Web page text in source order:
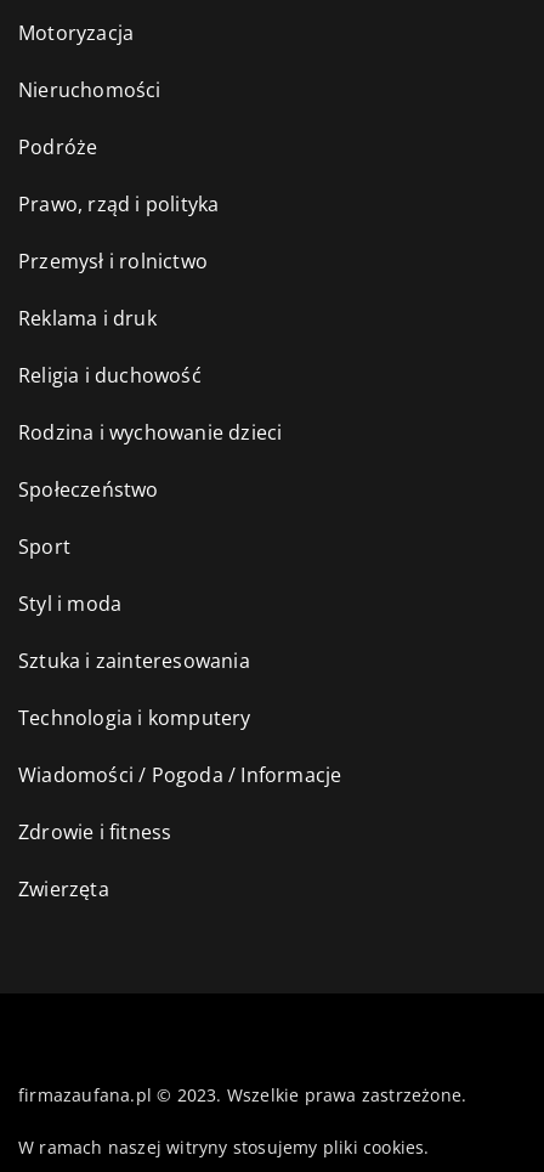
Motoryzacja
Nieruchomości
Podróże
Prawo, rząd i polityka
Przemysł i rolnictwo
Reklama i druk
Religia i duchowość
Rodzina i wychowanie dzieci
Społeczeństwo
Sport
Styl i moda
Sztuka i zainteresowania
Technologia i komputery
Wiadomości / Pogoda / Informacje
Zdrowie i fitness
Zwierzęta
firmazaufana.pl © 2023. Wszelkie prawa zastrzeżone.
W ramach naszej witryny stosujemy pliki cookies.